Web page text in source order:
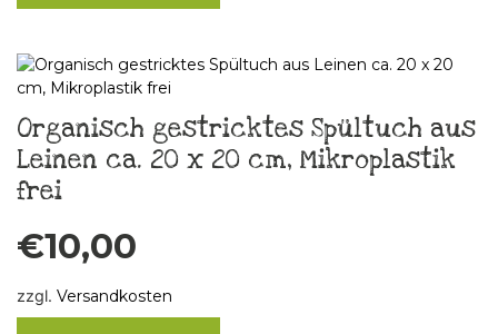
Organisch gestricktes Spültuch aus
Leinen ca. 20 x 20 cm, Mikroplastik
frei
€10,00
zzgl. Versandkosten